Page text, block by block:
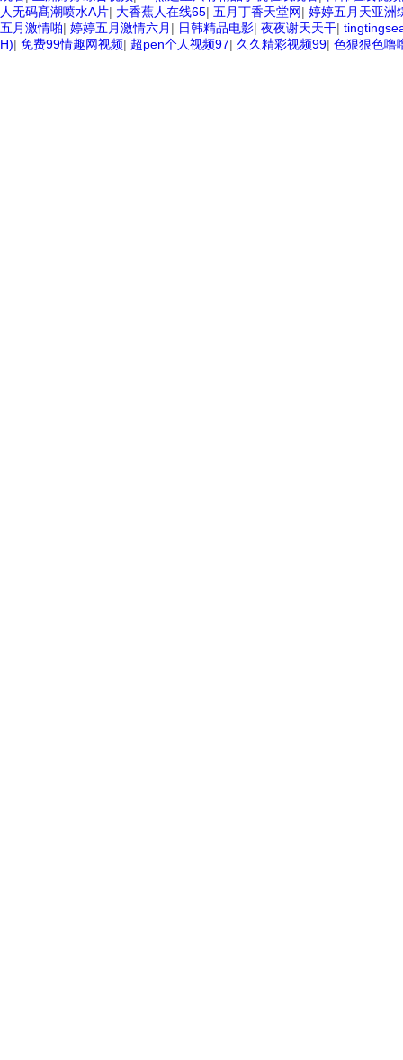
人无码髙潮喷水A片| 大香蕉人在线65| 五月丁香天堂网| 婷婷五月天亚洲
五月激情啪| 婷婷五月激情六月 | 日韩精品电影| 夜夜谢天天干|
H)| 免费99情趣网视频| 超pen个人视频97| 久久精彩视频99| 色狠狠色噜